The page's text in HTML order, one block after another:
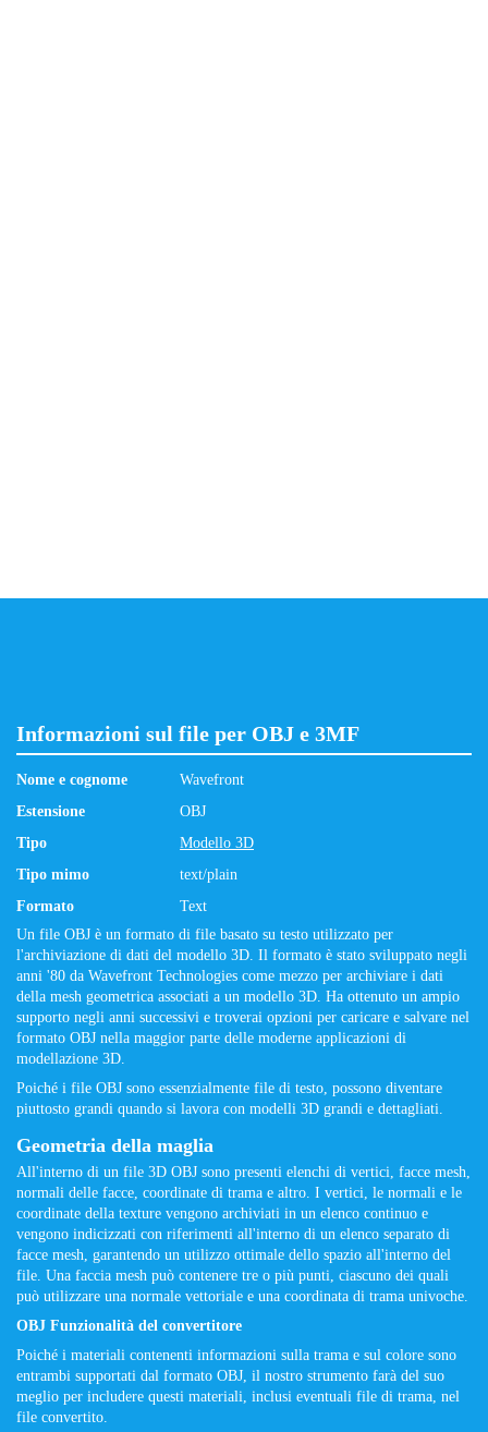
Informazioni sul file per OBJ e 3MF
Nome e cognome
Wavefront
Estensione
OBJ
Tipo
Modello 3D
Tipo mimo
text/plain
Formato
Text
Un file OBJ è un formato di file basato su testo utilizzato per
l'archiviazione di dati del modello 3D. Il formato è stato sviluppato negli
anni '80 da Wavefront Technologies come mezzo per archiviare i dati
della mesh geometrica associati a un modello 3D. Ha ottenuto un ampio
supporto negli anni successivi e troverai opzioni per caricare e salvare nel
formato OBJ nella maggior parte delle moderne applicazioni di
modellazione 3D.
Poiché i file OBJ sono essenzialmente file di testo, possono diventare
piuttosto grandi quando si lavora con modelli 3D grandi e dettagliati.
Geometria della maglia
All'interno di un file 3D OBJ sono presenti elenchi di vertici, facce mesh,
normali delle facce, coordinate di trama e altro. I vertici, le normali e le
coordinate della texture vengono archiviati in un elenco continuo e
vengono indicizzati con riferimenti all'interno di un elenco separato di
facce mesh, garantendo un utilizzo ottimale dello spazio all'interno del
file. Una faccia mesh può contenere tre o più punti, ciascuno dei quali
può utilizzare una normale vettoriale e una coordinata di trama univoche.
OBJ Funzionalità del convertitore
Poiché i materiali contenenti informazioni sulla trama e sul colore sono
entrambi supportati dal formato OBJ, il nostro strumento farà del suo
meglio per includere questi materiali, inclusi eventuali file di trama, nel
file convertito.